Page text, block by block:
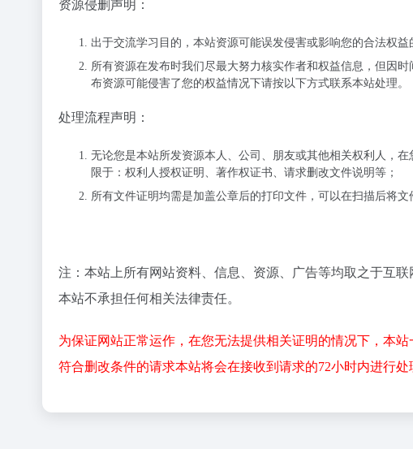
资源侵删声明：
出于交流学习目的，本站资源可能误发侵害或影响您的合法权益
所有资源在发布时我们尽最大努力核实作者和权益信息，但因
布资源可能侵害了您的权益情况下请按以下方式联系本站处理。
处理流程声明：
无论您是本站所发资源本人、公司、朋友或其他相关权利人，
限于：权利人授权证明、著作权证书、请求删改文件说明等；
所有文件证明均需是加盖公章后的打印文件，可以在扫描后将文
注：本站上所有网站资料、信息、资源、广告等均取之于互
本站不承担任何相关法律责任。
为保证网站正常运作，在您无法提供相关证明的情况下，本站
符合删改条件的请求本站将会在接收到请求的72小时内进行处